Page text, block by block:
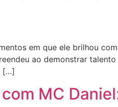
em que ele brilhou
ao demonstrar
[…]
MC Daniel: